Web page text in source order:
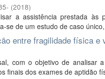
(2018)
a assistência prestada
se de um estudo de caso
entre fragilidade física e
com o objetivo de analisar
finais dos exames de aptidão